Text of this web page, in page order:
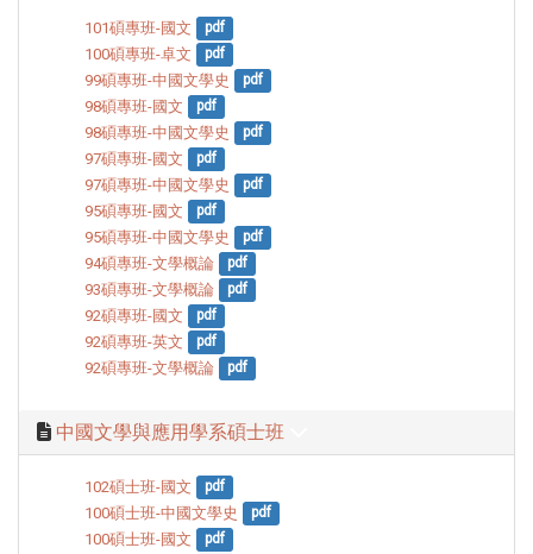
101碩專班-國文 pdf
100碩專班-卓文 pdf
99碩專班-中國文學史 pdf
98碩專班-國文 pdf
98碩專班-中國文學史 pdf
97碩專班-國文 pdf
97碩專班-中國文學史 pdf
95碩專班-國文 pdf
95碩專班-中國文學史 pdf
94碩專班-文學概論 pdf
93碩專班-文學概論 pdf
92碩專班-國文 pdf
92碩專班-英文 pdf
92碩專班-文學概論 pdf
中國文學與應用學系碩士班
102碩士班-國文 pdf
100碩士班-中國文學史 pdf
100碩士班-國文 pdf